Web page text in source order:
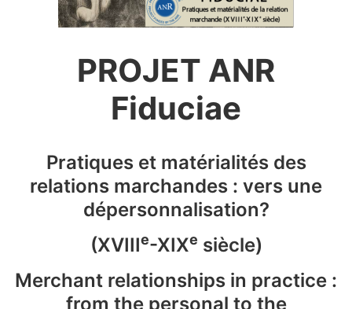
PROJET ANR
Fiduciae
Pratiques et matérialités des
relations marchandes : vers une
dépersonnalisation?
(XVIIIe-XIXe siècle)
Merchant relationships in practice :
from the personal to the